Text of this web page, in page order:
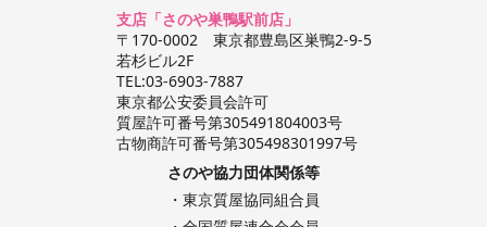
支店「さのや巣鴨駅前店」
〒170-0002 東京都豊島区巣鴨2-9-5
若杉ビル2F
TEL:03-6903-7887
東京都公安委員会許可
質屋許可番号第305491804003号
古物商許可番号第305498301997号
さのや協力団体関係等
・東京質屋協同組合員